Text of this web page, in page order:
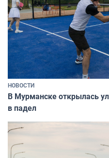
НОВОСТИ
В Мурманске открылась
в падел